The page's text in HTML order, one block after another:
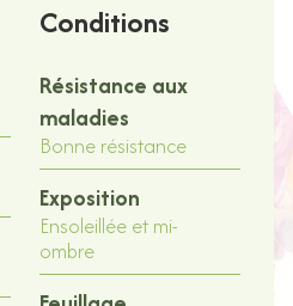
Conditions
Résistance aux
maladies
Bonne résistance
Exposition
Ensoleillée et mi-
ombre